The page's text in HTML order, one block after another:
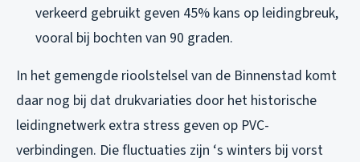
verkeerd gebruikt geven 45% kans op leidingbreuk,
vooral bij bochten van 90 graden.
In het gemengde rioolstelsel van de Binnenstad komt
daar nog bij dat drukvariaties door het historische
leidingnetwerk extra stress geven op PVC-
verbindingen. Die fluctuaties zijn ‘s winters bij vorst